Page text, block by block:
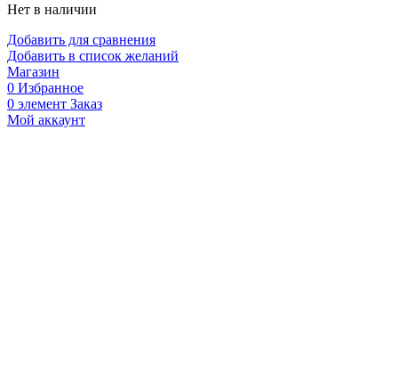
Нет в наличии
Добавить для сравнения
Добавить в список желаний
Магазин
0 Избранное
0 элемент Заказ
Мой аккаунт